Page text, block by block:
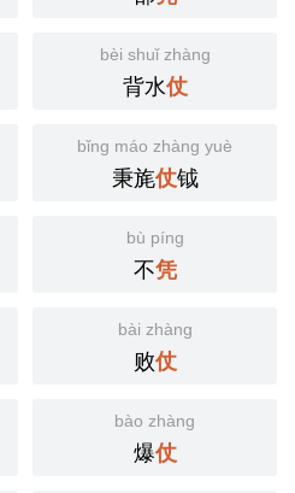
bèi shuǐ zhàng
背水仗
bǐng máo zhàng yuè
秉旄仗钺
bù píng
不凭
bài zhàng
败仗
bào zhàng
爆仗